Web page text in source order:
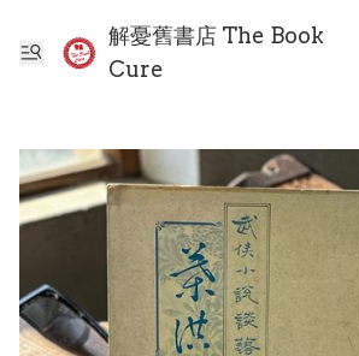
解憂舊書店 The Book
Cure